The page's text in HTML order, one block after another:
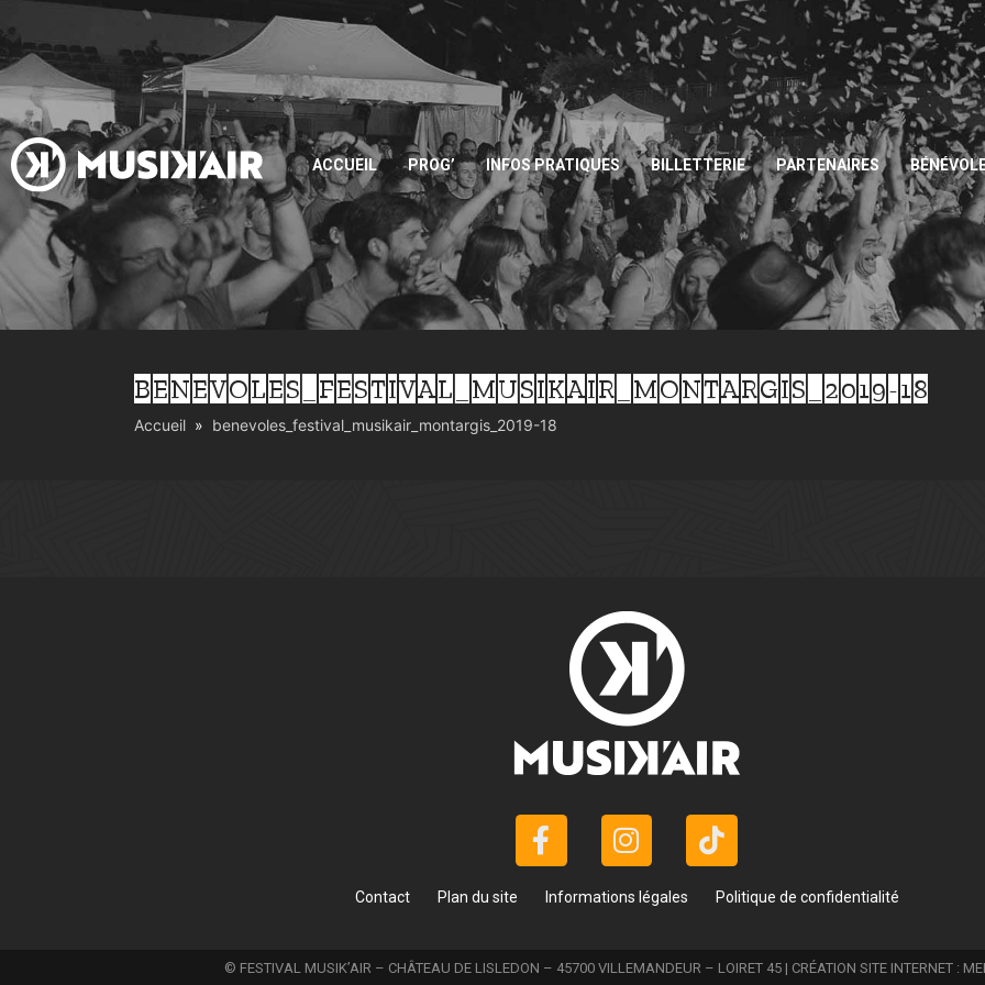
ACCUEIL PROG’ INFOS PRATIQUES BILLETTERIE PARTENAIRES
BENEVOLES_FESTIVAL_MUSIKAIR_MONTARGIS_2019-18
Accueil benevoles_festival_musikair_montargis_2019-18
Contact Plan du site Informations légales Politique de confidentialité
© FESTIVAL MUSIK’AIR – CHÂTEAU DE LISLEDON – 45700 VILLEMANDEUR – LOIRET 45 | CRÉATION SITE INTERNET :